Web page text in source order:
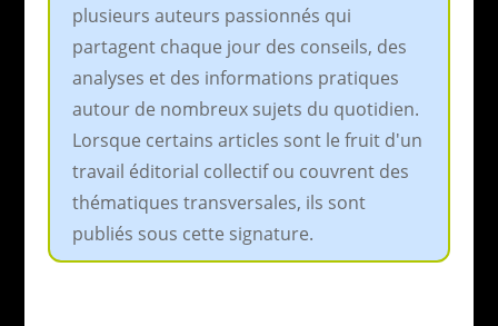
plusieurs auteurs passionnés qui
partagent chaque jour des conseils, des
analyses et des informations pratiques
autour de nombreux sujets du quotidien.
Lorsque certains articles sont le fruit d'un
travail éditorial collectif ou couvrent des
thématiques transversales, ils sont
publiés sous cette signature.